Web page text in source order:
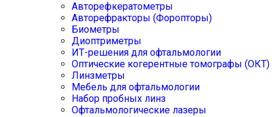
Авторефкератометры
Авторефракторы (Форопторы)
Биометры
Диоптриметры
ИТ-решения для офтальмологии
Оптические когерентные томографы (ОКТ)
Линзметры
Мебель для офтальмологии
Набор пробных линз
Офтальмологические лазеры